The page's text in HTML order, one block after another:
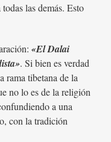
las demás. Esto
«El Dalai
. Si bien es verdad
rama tibetana de la
no lo es de la religión
a una
con la tradición